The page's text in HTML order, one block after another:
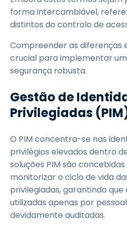
forma intercambiável,
distintos do controlo de
Compreender as diferenças
crucial para implementar
segurança robusta.
Gestão de
Privilegiadas
O PIM concentra-se nas
privilégios elevados dentro
soluções PIM são
monitorizar o ciclo de vida
privilegiadas, garantindo que
utilizadas apenas por
devidamente auditadas.